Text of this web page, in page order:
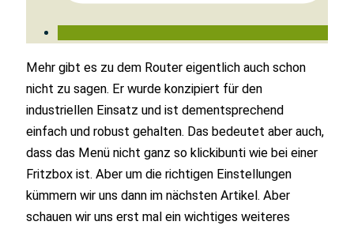
Mehr gibt es zu dem Router eigentlich auch schon
nicht zu sagen. Er wurde konzipiert für den
industriellen Einsatz und ist dementsprechend
einfach und robust gehalten. Das bedeutet aber auch,
dass das Menü nicht ganz so klickibunti wie bei einer
Fritzbox ist. Aber um die richtigen Einstellungen
kümmern wir uns dann im nächsten Artikel. Aber
schauen wir uns erst mal ein wichtiges weiteres